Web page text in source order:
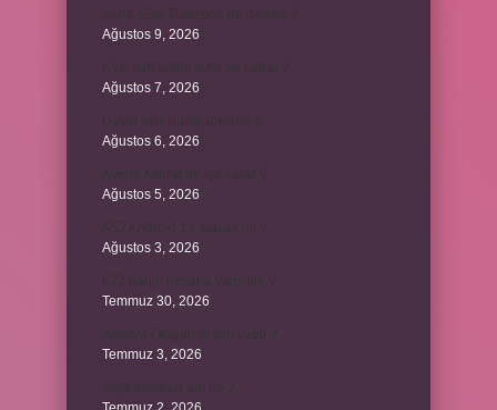
Ağustos 9, 2026
Ağustos 7, 2026
Ağustos 6, 2026
Ağustos 5, 2026
Ağustos 3, 2026
Temmuz 30, 2026
Temmuz 3, 2026